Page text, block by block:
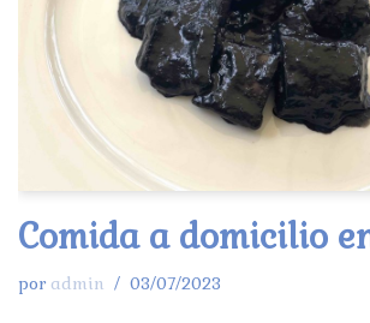
Comida a domicilio
por admin 03/07/2023